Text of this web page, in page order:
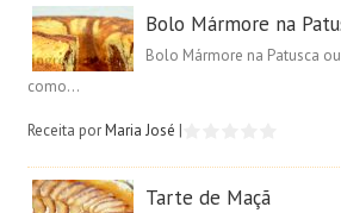
Bolo Mármore na
Bolo Mármore na Patusca
como...
Receita porMaria José |
Tarte de Maçã